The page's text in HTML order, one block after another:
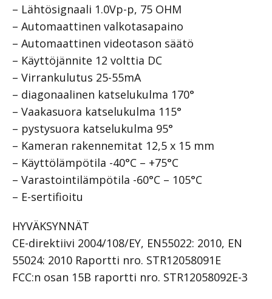
– Lähtösignaali 1.0Vp-p, 75 OHM
– Automaattinen valkotasapaino
– Automaattinen videotason säätö
– Käyttöjännite 12 volttia DC
– Virrankulutus 25-55mA
– diagonaalinen katselukulma 170°
– Vaakasuora katselukulma 115°
– pystysuora katselukulma 95°
– Kameran rakennemitat 12,5 x 15 mm
– Käyttölämpötila -40°C – +75°C
– Varastointilämpötila -60°C – 105°C
– E-sertifioitu
HYVÄKSYNNÄT
CE-direktiivi 2004/108/EY, EN55022: 2010, EN
55024: 2010 Raportti nro. STR12058091E
FCC:n osan 15B raportti nro. STR12058092E-3